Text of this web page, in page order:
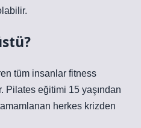
tüm insanlar fitness
Pilates eğitimi 15 yaşından
herkes krizden